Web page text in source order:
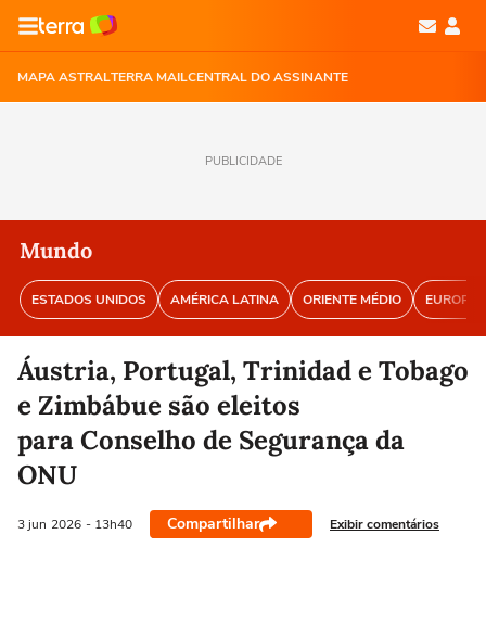
MAPA ASTRALTERRA MAILCENTRAL DO ASSINANTE
PUBLICIDADE
Mundo
ESTADOS UNIDOS AMÉRICA LATINA ORIENTE MÉDIO EUROPA
Áustria, Portugal, Trinidad e Tobago
e Zimbábue são eleitos
para Conselho de Segurança da
ONU
3 jun 2026 - 13h40 Compartilhar Exibir comentários